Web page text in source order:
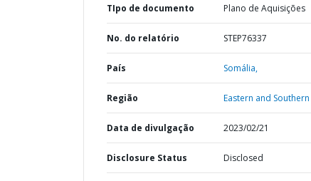
TIpo de documento Plano de Aquisições
No. do relatório STEP76337
País Somália,
Região Eastern and
Data de divulgação 2023/02/21
Disclosure Status Disclosed